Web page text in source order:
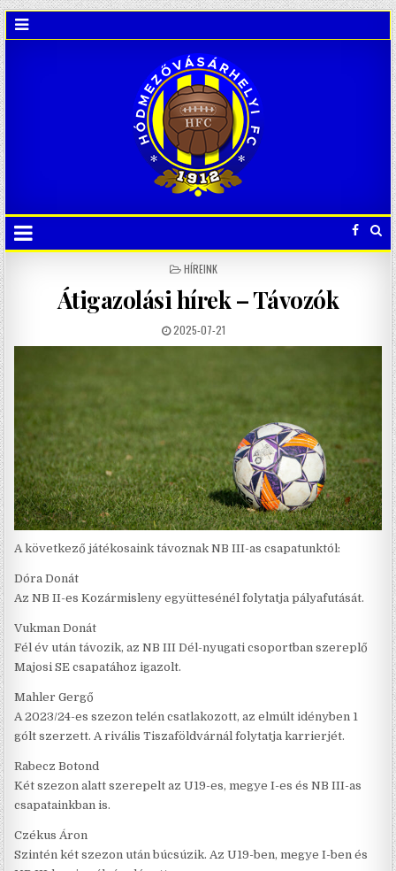
POSTED
HÍREINK
Átigazolási hírek – Távozók
2025-07-21
A következő játékosaink távoznak NB III-as csapatunktól:
Dóra Donát
Az NB II-es Kozármisleny együttesénél folytatja pályafutását.
Vukman Donát
Fél év után távozik, az NB III Dél-nyugati csoportban szereplő
Majosi SE csapatához igazolt.
Mahler Gergő
A 2023/24-es szezon telén csatlakozott, az elmúlt idényben 1
gólt szerzett. A rivális Tiszaföldvárnál folytatja karrierjét.
Rabecz Botond
Két szezon alatt szerepelt az U19-es, megye I-es és NB III-as
csapatainkban is.
Czékus Áron
Szintén két szezon után búcsúzik. Az U19-ben, megye I-ben és